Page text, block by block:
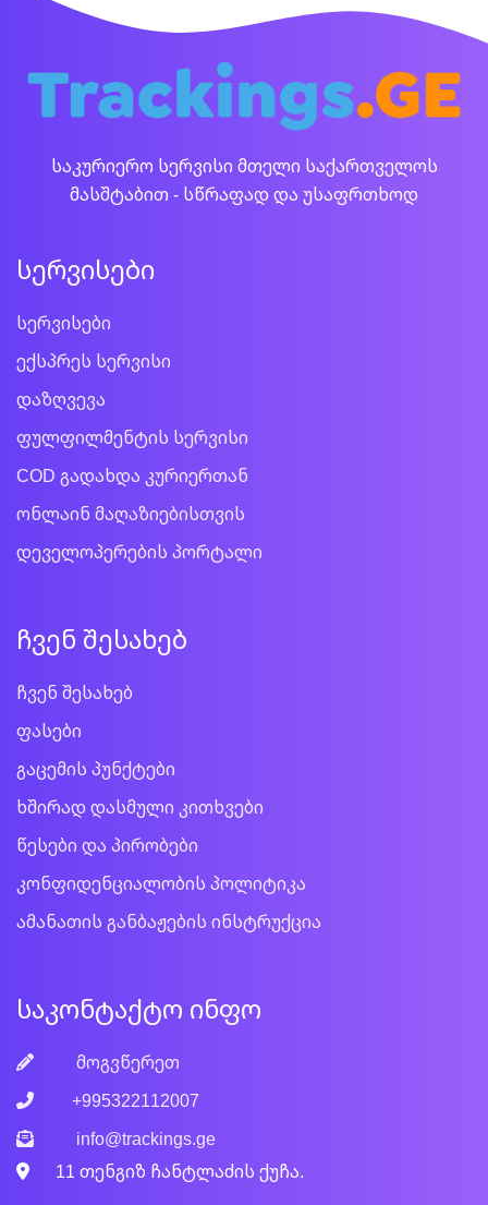
საკურიერო სერვისი მთელი საქართველოს
მასშტაბით - სწრაფად და უსაფრთხოდ
სერვისები
სერვისები
ექსპრეს სერვისი
დაზღვევა
ფულფილმენტის სერვისი
COD გადახდა კურიერთან
ონლაინ მაღაზიებისთვის
დეველოპერების პორტალი
ჩვენ შესახებ
ჩვენ შესახებ
ფასები
გაცემის პუნქტები
ხშირად დასმული კითხვები
წესები და პირობები
კონფიდენციალობის პოლიტიკა
ამანათის განბაჟების ინსტრუქცია
საკონტაქტო ინფო
მოგვწერეთ
+995322112007
info@trackings.ge
11 თენგიზ ჩანტლაძის ქუჩა.